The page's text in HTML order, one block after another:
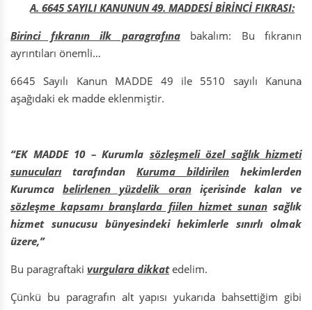
A. 6645 SAYILI KANUNUN 49. MADDESİ BİRİNCİ FIKRASI:
Birinci fıkranın ilk paragrafınabakalım: Bu fıkranın
ayrıntıları önemli…
6645 Sayılı Kanun MADDE 49 ile 5510 sayılı Kanuna
aşağıdaki ek madde eklenmiştir.
“EK MADDE 10 – Kurumla sözleşmeli özel sağlık hizmeti
sunucularıtarafından Kuruma bildirilen hekimlerden
Kurumcabelirlenen yüzdelik oraniçerisinde kalan ve
sözleşme kapsamı branşlarda fiilen hizmet sunansağlık
hizmet sunucusu bünyesindeki hekimlerle sınırlı olmak
üzere,”
Bu paragraftaki vurgulara dikkatedelim.
Çünkü bu paragrafın alt yapısı yukarıda bahsettiğim gibi